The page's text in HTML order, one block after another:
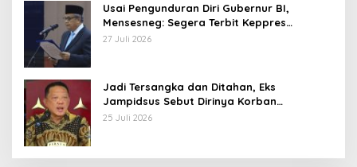
Usai Pengunduran Diri Gubernur BI,
Mensesneg: Segera Terbit Keppres
Pemberhentian dengan Hormat
27 Juli 2026
Jadi Tersangka dan Ditahan, Eks
Jampidsus Sebut Dirinya Korban
Kriminalisasi
25 Juli 2026